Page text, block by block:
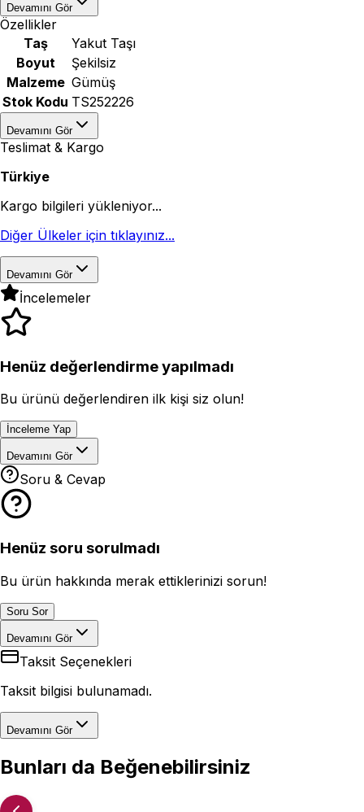
Devamını Gör
Özellikler
Taş
Yakut Taşı
Boyut
Şekilsiz
Malzeme Gümüş
Stok Kodu TS252226
Devamını Gör
Teslimat & Kargo
Türkiye
Kargo bilgileri yükleniyor...
Diğer Ülkeler için tıklayınız...
Devamını Gör
İncelemeler
Henüz değerlendirme yapılmadı
Bu ürünü değerlendiren ilk kişi siz olun!
İnceleme Yap
Devamını Gör
Soru & Cevap
Henüz soru sorulmadı
Bu ürün hakkında merak ettiklerinizi sorun!
Soru Sor
Devamını Gör
Taksit Seçenekleri
Taksit bilgisi bulunamadı.
Devamını Gör
Bunları da Beğenebilirsiniz